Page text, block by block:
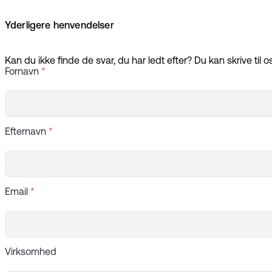
Yderligere henvendelser
Kan du ikke finde de svar, du har ledt efter? Du kan skrive til
Fornavn *
Efternavn *
Email *
Virksomhed